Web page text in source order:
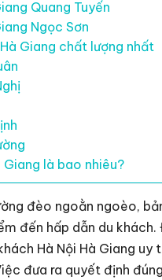
Quang Tuyến
Ngọc Sơn
Giang chất lượng nhất
là bao nhiêu?
đèo ngoằn ngoèo,
đến hấp dẫn du
Hà Nội Hà Giang
đưa ra quyết định